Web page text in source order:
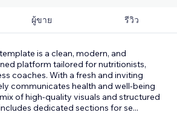
ผู้ขาย รีวิว
is a clean, modern, and
platform tailored for nutritionists,
coaches. With a fresh and inviting
communicates health and well-being
of high-quality visuals and structured
dedicated sections for se...